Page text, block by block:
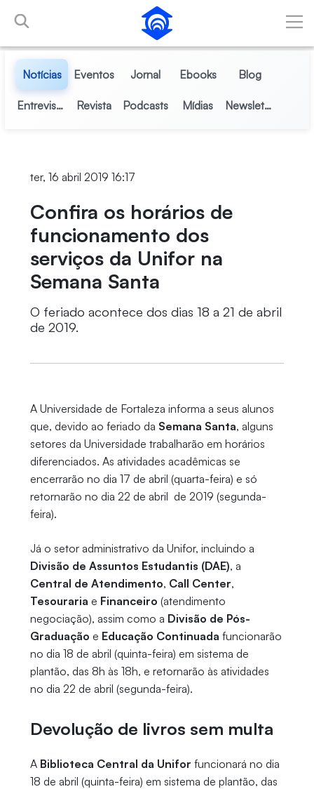
Pular para o Conteúdo principal
Notícias Eventos Jornal Ebooks Blog
Entrevistas Revista Podcasts Mídias Newsletter
ter, 16 abril 2019 16:17
Confira os horários de
funcionamento dos
serviços da Unifor na
Semana Santa
O feriado acontece dos dias 18 a 21 de abril
de 2019.
A Universidade de Fortaleza informa a seus alunos
que, devido ao feriado da Semana Santa, alguns
setores da Universidade trabalharão em horários
diferenciados. As atividades acadêmicas se
encerrarão no dia 17 de abril (quarta-feira) e só
retornarão no dia 22 de abril de 2019 (segunda-
feira).
Já o setor administrativo da Unifor, incluindo a
Divisão de Assuntos Estudantis (DAE), a
Central de Atendimento, Call Center,
Tesouraria e Financeiro (atendimento
negociação), assim como a Divisão de Pós-
Graduação e Educação Continuada funcionarão
no dia 18 de abril (quinta-feira) em sistema de
plantão, das 8h às 18h, e retornarão às atividades
no dia 22 de abril (segunda-feira).
Devolução de livros sem multa
A Biblioteca Central da Unifor funcionará no dia
18 de abril (quinta-feira) em sistema de plantão, das